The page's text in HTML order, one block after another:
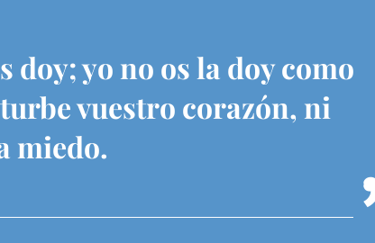
doy; yo no os la doy como
vuestro corazón, ni
miedo.